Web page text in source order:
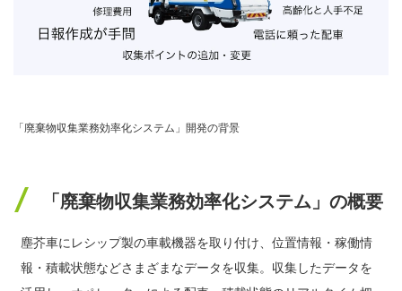
「廃棄物収集業務効率化システム」開発の背景
「廃棄物収集業務効率化システム」の概要
塵芥車にレシップ製の車載機器を取り付け、位置情報・稼働情
報・積載状態などさまざまなデータを収集。収集したデータを